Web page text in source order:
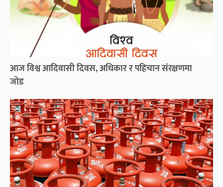
आज विश्व आदिवासी दिवस, अधिकार र पहिचान संरक्षणमा
जोड